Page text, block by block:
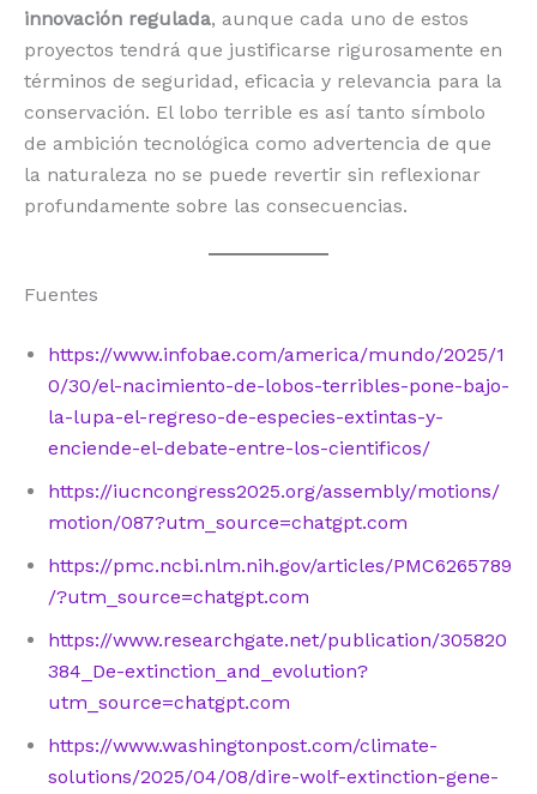
innovación regulada, aunque cada uno de estos
proyectos tendrá que justificarse rigurosamente en
términos de seguridad, eficacia y relevancia para la
conservación. El lobo terrible es así tanto símbolo
de ambición tecnológica como advertencia de que
la naturaleza no se puede revertir sin reflexionar
profundamente sobre las consecuencias.
Fuentes
https://www.infobae.com/america/mundo/2025/1
0/30/el-nacimiento-de-lobos-terribles-pone-bajo-
la-lupa-el-regreso-de-especies-extintas-y-
enciende-el-debate-entre-los-cientificos/
https://iucncongress2025.org/assembly/motions/
motion/087?utm_source=chatgpt.com
https://pmc.ncbi.nlm.nih.gov/articles/PMC6265789
/?utm_source=chatgpt.com
https://www.researchgate.net/publication/305820
384_De-extinction_and_evolution?
utm_source=chatgpt.com
https://www.washingtonpost.com/climate-
solutions/2025/04/08/dire-wolf-extinction-gene-